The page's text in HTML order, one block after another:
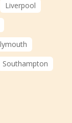
Liverpool
Southampton